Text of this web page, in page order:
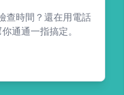
查時間？還在用電話
通通一指搞定。